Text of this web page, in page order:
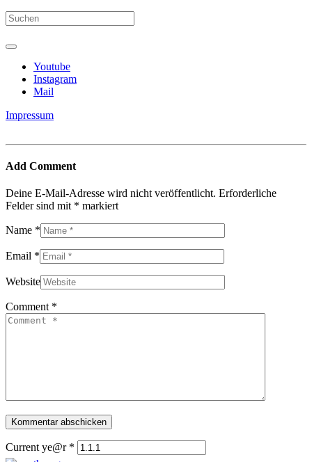
Youtube
Instagram
Mail
Impressum
Add Comment
Deine E-Mail-Adresse wird nicht veröffentlicht. Erforderliche
Felder sind mit * markiert
Name *
Email *
Website
Comment *
Current ye@r *